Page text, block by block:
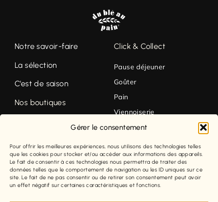
Gérer le consentement
Pour offrir les meilleures expériences, nous utilisons des technologies telles
que les cookies pour stocker et/ou accéder aux informations des appareils.
Le fait de consentir à ces technologies nous permettra de traiter des
données telles que le comportement de navigation ou les ID uniques sur ce
site. Le fait de ne pas consentir ou de retirer son consentement peut avoir
un effet négatif sur certaines caractéristiques et fonctions.
Tartelettes 3,70€ – 4,20
Notre savoir-faire
La sélection
C’est de saison
Nos boutiques
Click & Collect
Pause déjeuner
Goûter
Pain
Viennoiserie
Pâtisserie
FACEBOOK
INSTAGRAM
Mentions légales
Conditions générales de
vente